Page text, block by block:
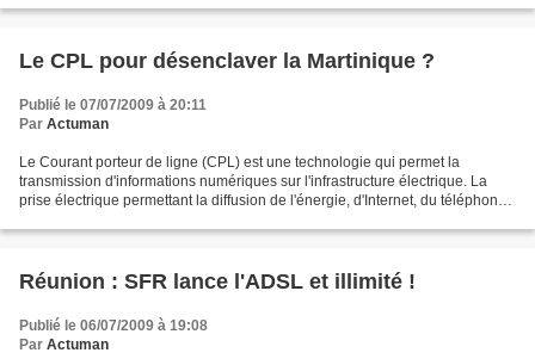
Le CPL pour désenclaver la Martinique ?
Publié le 07/07/2009 à 20:11
Par Actuman
Le Courant porteur de ligne (CPL) est une technologie qui permet la
transmission d'informations numériques sur l'infrastructure électrique. La
prise électrique permettant la diffusion de l'énergie, d'Internet, du téléphone
Réunion : SFR lance l'ADSL et illimité !
Publié le 06/07/2009 à 19:08
Par Actuman